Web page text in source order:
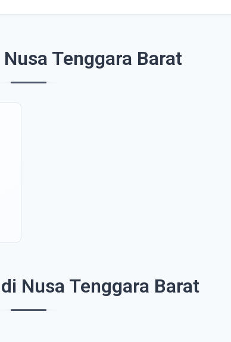
Tenggara Barat
Nusa Tenggara Barat